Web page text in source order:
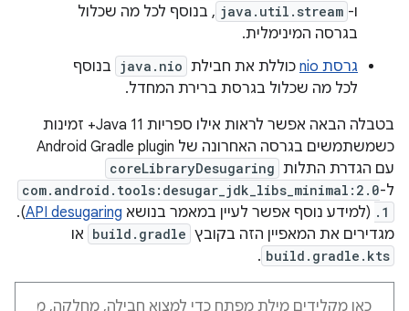
ו- java.util.stream , בנוסף לכל מה שכלול
בגרסה המינימלית.
גרסת nio
כוללת את חבילת java.nio בנוסף
לכל מה שכלול בגרסת ברירת המחדל.
בטבלה הבאה אפשר לראות אילו ספריות Java 11+ זמינות
כשמשתמשים בגרסה האחרונה של Android Gradle plugin
עם הגדרת התלות coreLibraryDesugaring
ל-com.android.tools:desugar_jdk_libs_minimal:2.0
.1 (למידע נוסף אפשר לעיין במאמר בנושא API desugaring
).
מגדירים את המאפיין הזה בקובץ build.gradle או
build.gradle.kts
.